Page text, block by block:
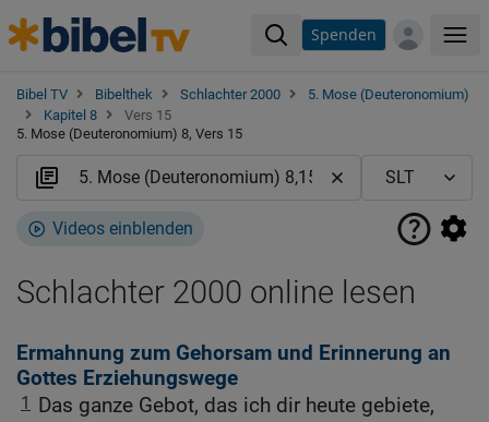
Spenden
Bibel TV Bibelthek Schlachter 2000
5. Mose (Deuteronomium)
Kapitel 8
Vers 15
5. Mose (Deuteronomium) 8, Vers 15
Videos einblenden
Schlachter 2000 online lesen
Ermahnung zum Gehorsam und Erinnerung an
Gottes Erziehungswege
1
Das ganze Gebot, das ich dir heute gebiete,